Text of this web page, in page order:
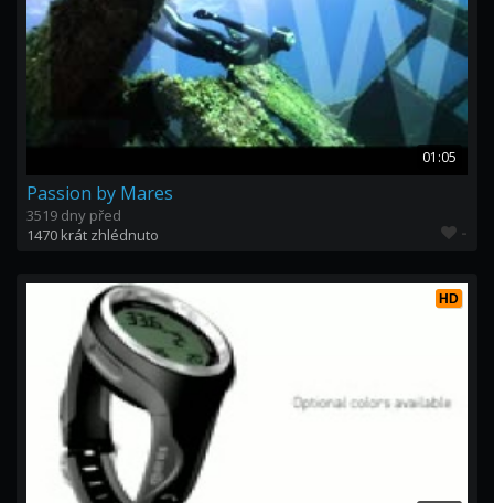
01:05
Passion by Mares
3519 dny před
1470 krát zhlédnuto
-
HD